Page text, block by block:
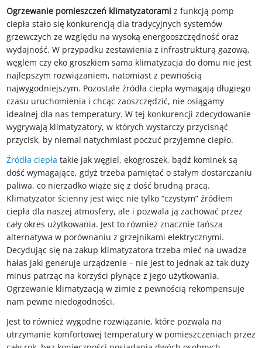
Ogrzewanie pomieszczeń klimatyzatorami z funkcją pomp
ciepła stało się konkurencją dla tradycyjnych systemów
grzewczych ze względu na wysoką energooszczędność oraz
wydajność. W przypadku zestawienia z infrastrukturą gazową,
węglem czy eko groszkiem sama klimatyzacja do domu nie jest
najlepszym rozwiązaniem, natomiast z pewnością
najwygodniejszym. Pozostałe źródła ciepła wymagają długiego
czasu uruchomienia i chcąc zaoszczędzić, nie osiągamy
idealnej dla nas temperatury. W tej konkurencji zdecydowanie
wygrywają klimatyzatory, w których wystarczy przycisnąć
przycisk, by niemal natychmiast poczuć przyjemne ciepło.
Źródła ciepła takie jak węgiel, ekogroszek, bądź kominek są
dość wymagające, gdyż trzeba pamiętać o stałym dostarczaniu
paliwa, co nierzadko wiąże się z dość brudną pracą.
Klimatyzator ścienny jest więc nie tylko “czystym” źródłem
ciepła dla naszej atmosfery, ale i pozwala ją zachować przez
cały okres użytkowania. Jest to również znacznie tańsza
alternatywa w porównaniu z grzejnikami elektrycznymi.
Decydując się na zakup klimatyzatora trzeba mieć na uwadze
hałas jaki generuje urządzenie – nie jest to jednak aż tak duży
minus patrząc na korzyści płynące z jego użytkowania.
Ogrzewanie klimatyzacją w zimie z pewnością rekompensuje
nam pewne niedogodności.
Jest to również wygodne rozwiązanie, które pozwala na
utrzymanie komfortowej temperatury w pomieszczeniach przez